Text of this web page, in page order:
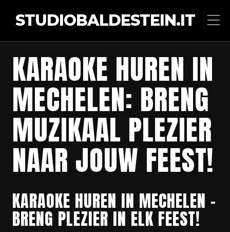
STUDIOBALDESTEIN.IT
KARAOKE HUREN IN
MECHELEN: BRENG
MUZIKAAL PLEZIER
NAAR JOUW FEEST!
KARAOKE HUREN IN MECHELEN –
BRENG PLEZIER IN ELK FEEST!